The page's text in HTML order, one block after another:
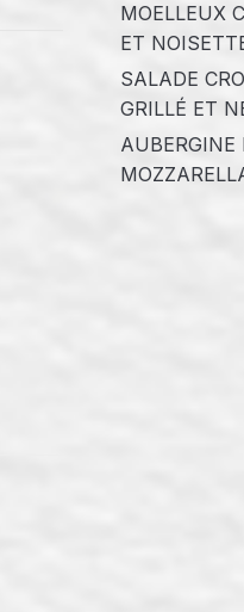
MOELLEUX
ET
SALADE
GRILLÉ ET
AUBERGINE